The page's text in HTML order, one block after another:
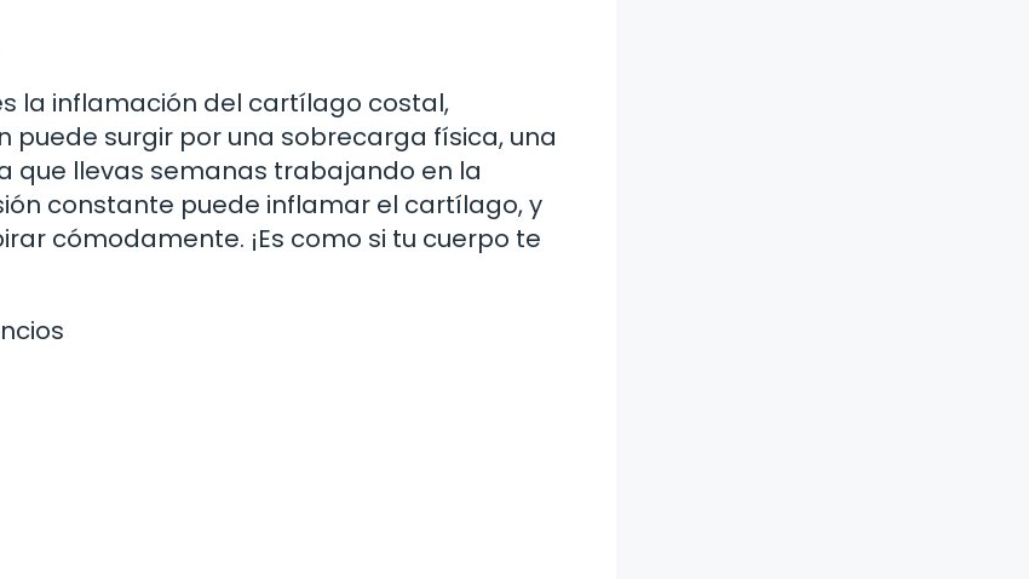
la inflamación del cartílago costal,
puede surgir por una sobrecarga física, una
que llevas semanas trabajando en la
constante puede inflamar el cartílago, y
cómodamente. ¡Es como si tu cuerpo te